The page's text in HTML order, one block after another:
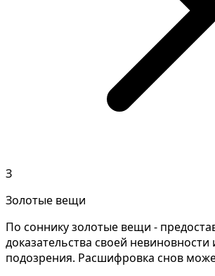
З
Золотые вещи
По соннику золотые вещи -
доказательства своей невиновности
подозрения. Расшифровка снов